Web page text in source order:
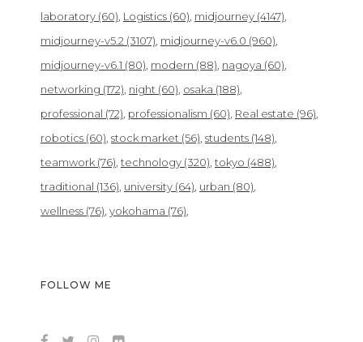
laboratory (60) Logistics (60) midjourney (4147)
midjourney-v5.2 (3107) midjourney-v6.0 (960)
midjourney-v6.1 (80) modern (88) nagoya (60)
networking (172) night (60) osaka (188)
professional (72) professionalism (60) Real estate (96)
robotics (60) stock market (56) students (148)
teamwork (76) technology (320) tokyo (488)
traditional (136) university (64) urban (80)
wellness (76) yokohama (76)
FOLLOW ME